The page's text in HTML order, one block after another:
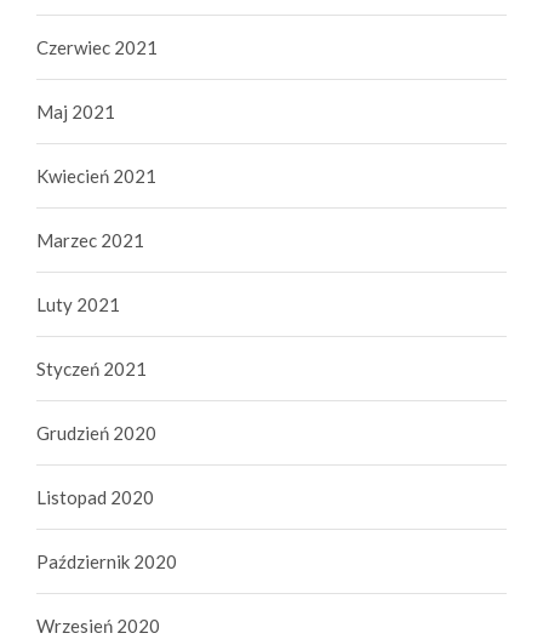
Czerwiec 2021
Maj 2021
Kwiecień 2021
Marzec 2021
Luty 2021
Styczeń 2021
Grudzień 2020
Listopad 2020
Październik 2020
Wrzesień 2020